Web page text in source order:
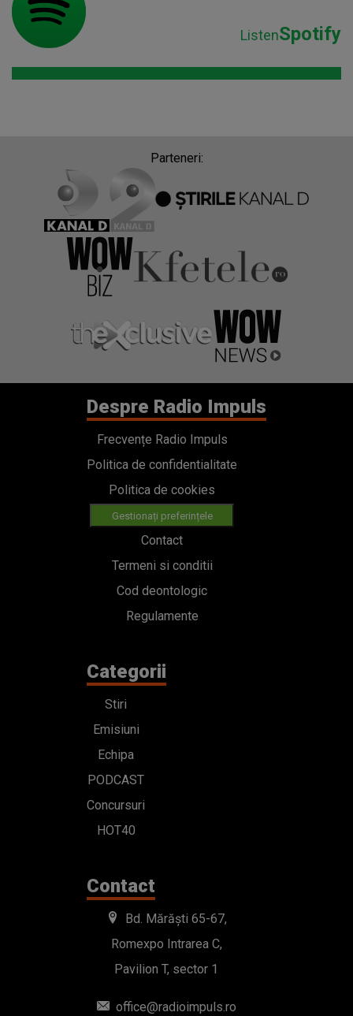
ListenSpotify
Parteneri:
Despre Radio Impuls
Frecvențe Radio Impuls
Politica de confidentialitate
Politica de cookies
Gestionați preferințele
Contact
Termeni si conditii
Cod deontologic
Regulamente
Categorii
Stiri
Emisiuni
Echipa
PODCAST
Concursuri
HOT40
Contact
Bd. Mărăști 65-67,
Romexpo Intrarea C,
Pavilion T, sector 1
office@radioimpuls.ro